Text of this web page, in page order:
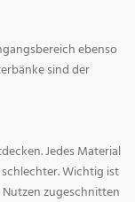
ebenso
sind der
Jedes Material
Wichtig ist
zugeschnitten